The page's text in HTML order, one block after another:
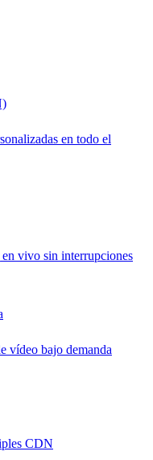
en todo el
vivo sin interrupciones
vídeo bajo demanda
CDN